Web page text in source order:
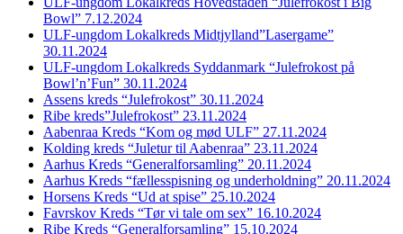
Bowl” 7.12.2024
ULF-ungdom Lokalkreds Midtjylland”Lasergame”
30.11.2024
ULF-ungdom Lokalkreds Syddanmark “Julefrokost på
Bowl’n’Fun” 30.11.2024
Assens kreds “Julefrokost” 30.11.2024
Ribe kreds”Julefrokost” 23.11.2024
Aabenraa Kreds “Kom og mød ULF” 27.11.2024
Kolding kreds “Juletur til Aabenraa” 23.11.2024
Aarhus Kreds “Generalforsamling” 20.11.2024
Aarhus Kreds “fællesspisning og underholdning” 20.11.2024
Horsens Kreds “Ud at spise” 25.10.2024
Favrskov Kreds “Tør vi tale om sex” 16.10.2024
Ribe Kreds “Generalforsamling” 15.10.2024